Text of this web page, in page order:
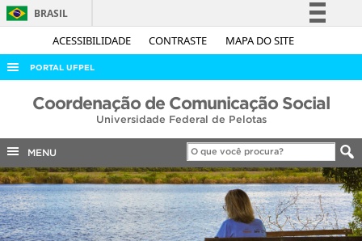
ACESSIBILIDADE CONTRASTE MAPA DO SITE
BRASIL
Simplifique!
Acesso à informação
Legislação
Canais
PORTAL UFPEL
ACESSO À INFORMAÇÃO
COBALTO
CONCURSOS
EDITAIS
INTERNACIONAL
Coordenação de Comunicação Social
Universidade Federal de Pelotas
MENU